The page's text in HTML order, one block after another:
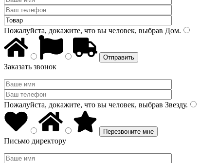
Пожалуйста, докажите, что вы человек, выбрав Дом.
Заказать звонок
Пожалуйста, докажите, что вы человек, выбрав Звезду.
Письмо директору